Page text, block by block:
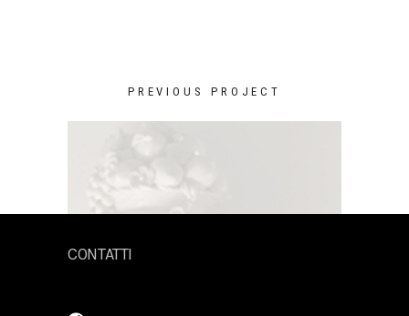
PREVIOUS PROJECT
CONTATTI